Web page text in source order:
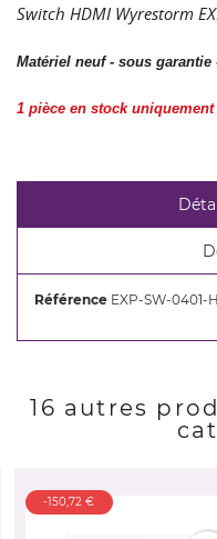
Switch HDMI Wyrestorm
Matériel neuf - sous
1 pièce en stock uniquement
Référence EXP-SW-0401-
16 autres
-150,72 €
NOM DE LA LISTE
Annuler
CONNEXION
Vous devez être